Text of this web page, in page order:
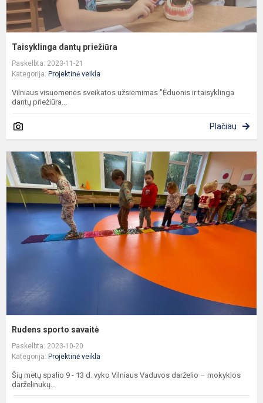
Taisyklinga dantų priežiūra
Paskelbta: 2023-11-21
Kategorija: Projektinė veikla
Vilniaus visuomenės sveikatos užsiėmimas "Ėduonis ir taisyklinga
dantų priežiūra...
Plačiau
Rudens sporto savaitė
Paskelbta: 2023-10-20
Kategorija: Projektinė veikla
Šių metų spalio 9 - 13 d. vyko Vilniaus Vaduvos darželio – mokyklos
darželinukų...